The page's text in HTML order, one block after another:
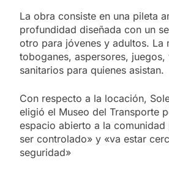
La obra consiste en una pileta
profundidad diseñada con un
otro para jóvenes y adultos. La
toboganes, aspersores, juegos,
sanitarios para quienes asistan.
Con respecto a la locación,
eligió el Museo del Transporte
espacio abierto a la comunidad
ser controlado» y «va estar
seguridad»